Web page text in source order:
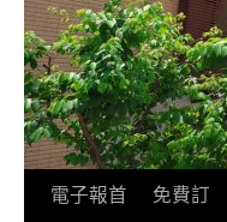
跳電子報首
免費訂